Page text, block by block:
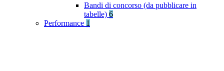
Bandi di concorso (da pubblicare in
tabelle) 6
Performance 1